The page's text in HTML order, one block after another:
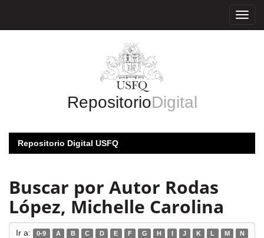
RepositorioDigital
Repositorio Digital USFQ
Buscar por Autor Rodas
López, Michelle Carolina
Ir a: 0-9 A B C D E F G H I J K L M
N